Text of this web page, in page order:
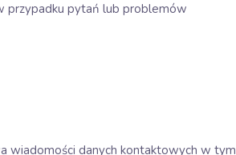
przypadku pytań lub problemów
wiadomości danych kontaktowych w tym